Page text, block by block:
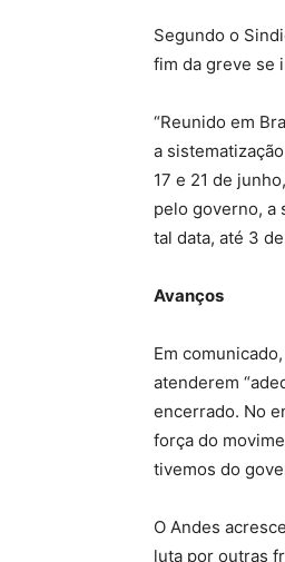
Segundo o
fim da greve se
“Reunido em
a
17 e 21 de
pelo governo, a
tal data, até 3
Avanços
Em
atenderem
encerrado. No
força do
tivemos do
O Andes
luta por outras